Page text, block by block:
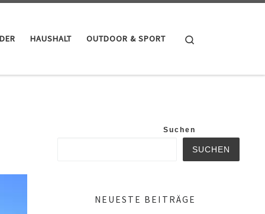
HAUSHALT OUTDOOR & SPORT
Suchen
SUCHEN
NEUESTE BEITRÄGE